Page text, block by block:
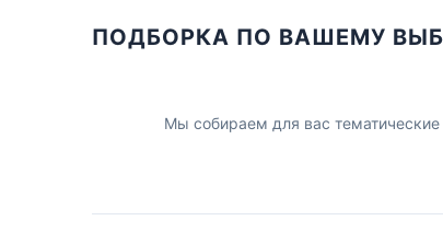
ПОДБОРКА ПО ВАШЕМУ
Мы собираем для вас